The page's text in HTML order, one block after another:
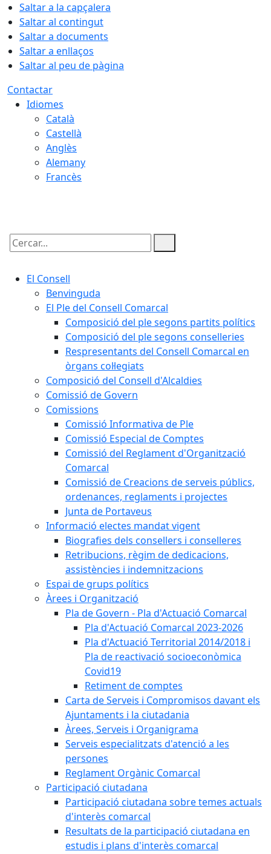
Saltar a la capçalera
Saltar al contingut
Saltar a documents
Saltar a enllaços
Saltar al peu de pàgina
Contactar
Idiomes
Català
Castellà
Anglès
Alemany
Francès
Cercar:
El Consell
Benvinguda
El Ple del Consell Comarcal
Composició del ple segons partits polítics
Composició del ple segons conselleries
Respresentants del Consell Comarcal en
òrgans col·legiats
Composició del Consell d'Alcaldies
Comissió de Govern
Comissions
Comissió Informativa de Ple
Comissió Especial de Comptes
Comissió del Reglament d'Organització
Comarcal
Comissió de Creacions de serveis públics,
ordenances, reglaments i projectes
Junta de Portaveus
Informació electes mandat vigent
Biografies dels consellers i conselleres
Retribucions, règim de dedicacions,
assistències i indemnitzacions
Espai de grups polítics
Àrees i Organització
Pla de Govern - Pla d'Actuació Comarcal
Pla d'Actuació Comarcal 2023-2026
Pla d'Actuació Territorial 2014/2018 i
Pla de reactivació socioeconòmica
Covid19
Retiment de comptes
Carta de Serveis i Compromisos davant els
Ajuntaments i la ciutadania
Àrees, Serveis i Organigrama
Serveis especialitzats d'atenció a les
persones
Reglament Orgànic Comarcal
Participació ciutadana
Participació ciutadana sobre temes actuals
d'interès comarcal
Resultats de la participació ciutadana en
estudis i plans d'interès comarcal